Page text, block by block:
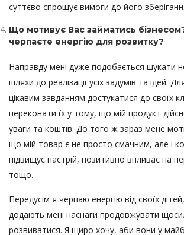
суттєво спрощує вимоги до його
Що мотивує Вас займатись
черпаєте енергію для розвитку?
Направду мені дуже подобається шукати
шляхи до реалізації усіх задумів та ідей.
цікавим завданням достукатися до своїх
переконати їх у тому, що мій продукт
уваги та коштів. До того ж зараз мене
що мій товар є не просто смачним, але і
підвищує настрій, позитивно впливає на
тощо.
Передусім я черпаю енергію від своїх
додають мені наснаги продовжувати
розвиватися. Я щиро хочу, аби вони у